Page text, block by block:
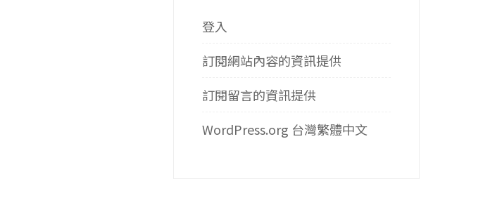
登入
訂閱網站內容的資訊提供
訂閱留言的資訊提供
WordPress.org 台灣繁體中文